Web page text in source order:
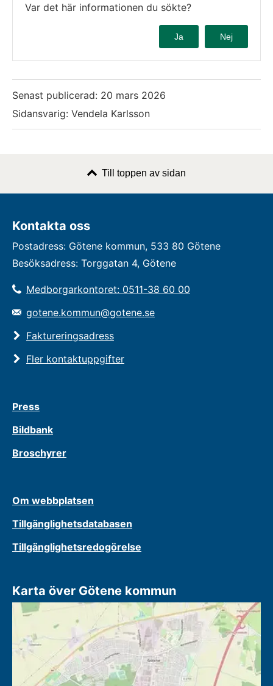
Var det här informationen du sökte?
Ja Nej
Senast publicerad: 20 mars 2026
Sidansvarig: Vendela Karlsson
Till toppen av sidan
Kontakta oss
Postadress: Götene kommun, 533 80 Götene
Besöksadress: Torggatan 4, Götene
Medborgarkontoret: 0511-38 60 00
gotene.kommun@gotene.se
Faktureringsadress
Fler kontaktuppgifter
Press
Bildbank
Broschyrer
Om webbplatsen
Tillgänglighetsdatabasen
Tillgänglighetsredogörelse
Karta över Götene kommun